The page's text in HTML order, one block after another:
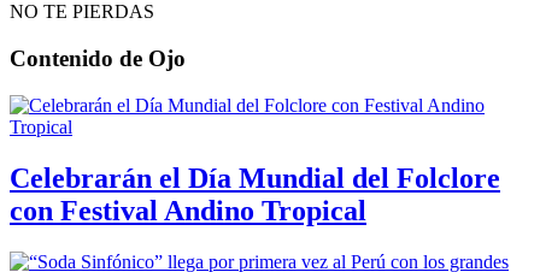
NO TE PIERDAS
Contenido de Ojo
Celebrarán el Día Mundial del Folclore
con Festival Andino Tropical